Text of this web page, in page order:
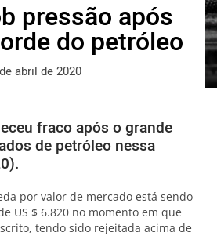
pressão após
do petróleo
abril de 2020
fraco após o grande
de petróleo nessa
por valor de mercado está sendo
US $ 6.820 no momento em que
tendo sido rejeitada acima de